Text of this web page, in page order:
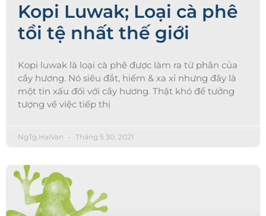
Kopi Luwak; Loại cà phê
tồi tệ nhất thế giới
Kopi luwak là loại cà phê được làm ra từ phân của
cầy hương. Nó siêu đắt, hiếm & xa xỉ nhưng đây là
một tin xấu đối với cầy hương. Thật khó để tưởng
tượng về việc tiếp thị
NgTg.HaiVan Tháng 5 30, 2021